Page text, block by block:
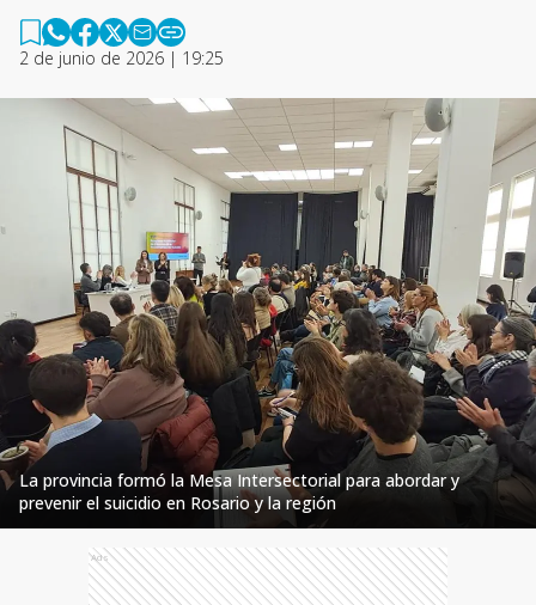
2 de junio de 2026 | 19:25
La provincia formó la Mesa Intersectorial para abordar y
prevenir el suicidio en Rosario y la región
Ads